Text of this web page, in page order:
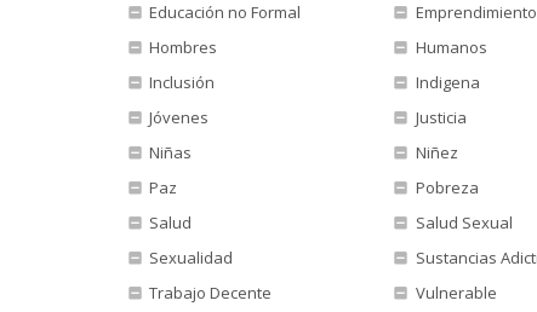
Educación no Formal
Emprendimiento
Hombres
Humanos
Inclusión
Indigena
Jóvenes
Justicia
Niñas
Niñez
Paz
Pobreza
Salud
Salud Sexual
Sexualidad
Sustancias
Trabajo Decente
Vulnerable